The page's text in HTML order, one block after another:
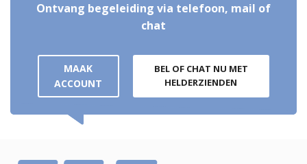
Ontvang begeleiding via telefoon, mail of
chat
MAAK
ACCOUNT
BEL OF CHAT NU MET
HELDERZIENDEN